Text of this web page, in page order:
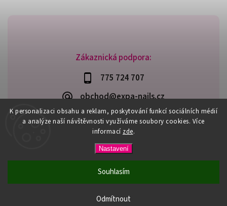
K personalizaci obsahu a reklam, poskytování funkcí sociálních médií
a analýze naší návštěvnosti využíváme soubory cookies. Více
informací zde.
Nastavení
Odmítnout
Souhlasím
PŘI NÁKUPU NAD 600,- MÁTE DOPRAVU ZDARMA / DÁREK K
NÁKUPU! VYBERTE SI HO PŘI OBJEDNÁVCE NAD 1500,- NEBO
Zákaznická podpora:
775 724 707
obchod@expa-nails.cz
Expanails.cz. Všechna práva vyhrazena.
Upravit nastavení cookies
VytvořilShoptet | Design